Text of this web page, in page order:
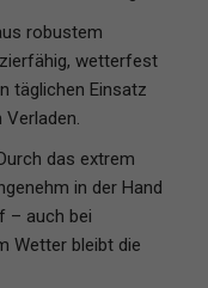
robustem
wetterfest
täglichen Einsatz
das extrem
in der Hand
– auch bei
Wetter bleibt die